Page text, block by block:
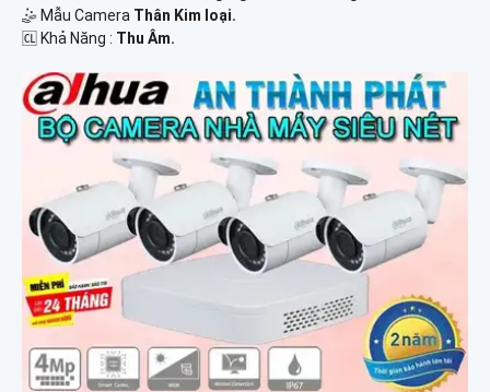
🤹 Mẫu Camera Thân Kim loại.
️🆑 Khả Năng : Thu Âm.